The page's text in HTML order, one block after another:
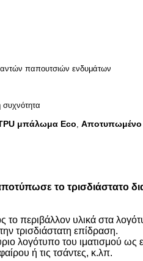
παπουτσιών ενδυμάτων
TPU μπάλωμα Eco, Αποτυπωμένο
το τρισδιάστατο
περιβάλλον υλικά στα
τρισδιάστατη επίδραση.
λογότυπο του ιματισμού ως
ή τις τσάντες, κ.λπ.